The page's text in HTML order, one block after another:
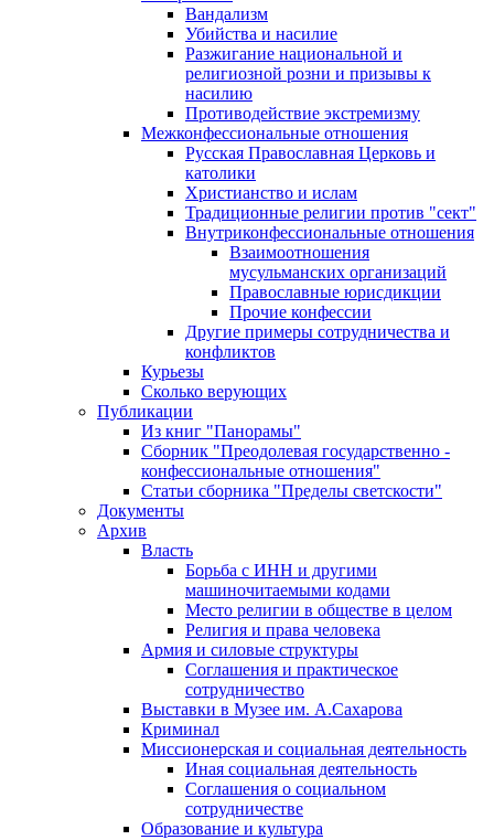
Вандализм
Убийства и насилие
Разжигание национальной и
религиозной розни и призывы к
насилию
Противодействие экстремизму
Межконфессиональные отношения
Русская Православная Церковь и
католики
Христианство и ислам
Традиционные религии против "сект"
Внутриконфессиональные отношения
Взаимоотношения
мусульманских организаций
Православные юрисдикции
Прочие конфессии
Другие примеры сотрудничества и
конфликтов
Курьезы
Сколько верующих
Публикации
Из книг "Панорамы"
Сборник "Преодолевая государственно -
конфессиональные отношения"
Статьи сборника "Пределы светскости"
Документы
Архив
Власть
Борьба с ИНН и другими
машиночитаемыми кодами
Место религии в обществе в целом
Религия и права человека
Армия и силовые структуры
Соглашения и практическое
сотрудничество
Выставки в Музее им. А.Сахарова
Криминал
Миссионерская и социальная деятельность
Иная социальная деятельность
Соглашения о социальном
сотрудничестве
Образование и культура